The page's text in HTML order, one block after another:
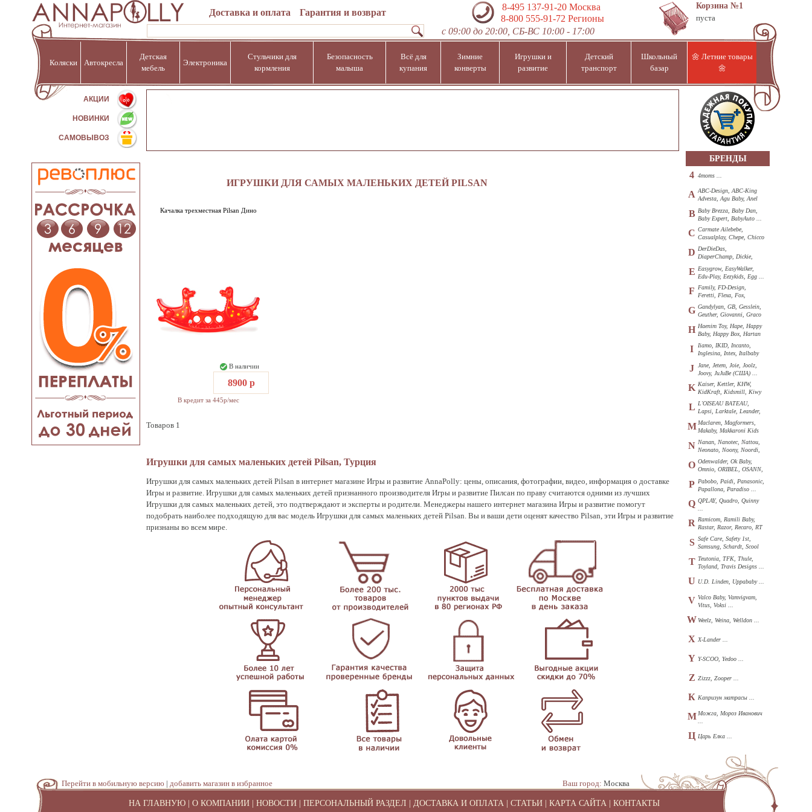
Доставка и оплата Гарантия и возврат
8-495 137-91-20Москва
8-800 555-91-72 Регионы
с 09:00 до 20:00, СБ-ВС 10:00 - 17:00
Корзина №1
пуста
Коляски Автокресла
Детская
мебель
Электроника
Стульчики для
кормления
Безопасность
малыша
Всё для
купания
Зимние
конверты
Игрушки и
развитие
Детский
транспорт
Школьный
базар
🌼 Летние товары
🌼
АКЦИИ %
НОВИНКИ
САМОВЫВОЗ
ИГРУШКИ ДЛЯ САМЫХ МАЛЕНЬКИХ ДЕТЕЙ PILSAN
Качалка трехместная Pilsan Дино
В наличии
8900 р
В кредит за 445р/мес
Товаров 1
Игрушки для самых маленьких детей Pilsan, Турция
Игрушки для самых маленьких детей Pilsan в интернет магазине Игры и развитие AnnaPolly: цены, описания, фотографии, видео, информация о доставке
Игры и развитие. Игрушки для самых маленьких детей признанного производителя Игры и развитие Пилсан по праву считаются одними из лучших
Игрушки для самых маленьких детей, это подтверждают и эксперты и родители. Менеджеры нашего интернет магазина Игры и развитие помогут
подобрать наиболее подходящую для вас модель Игрушки для самых маленьких детей Pilsan. Вы и ваши дети оценят качество Pilsan, эти Игры и развитие
признаны во всем мире.
БРЕНДЫ
4 4moms ...
A ABC-Design, ABC-King
Advesta, Agu Baby, Anel
B Baby Brezza, Baby Dan,
Baby Expert, BabyAuto ...
C Carmate Ailebebe,
Casualplay, Chepe, Chicco
D DerDieDas,
DiaperChamp, Dickie,
E Easygrow, EasyWalker,
Edu-Play, Eezykids, Egg ...
F
Family, FD-Design,
Feretti, Flexa, Fox,
G Gandylyan, GB, Gesslein,
Geuther, Giovanni, Graco
H Haenim Toy, Hape, Happy
Baby, Happy Box, Hartan
I
Iiamo, IKID, Incanto,
Inglesina, Intex, Italbaby
J
Jane, Jetem, Joie, Joolz,
Joovy, JuJuBe (США) ...
K Kaiser, Kettler, KHW,
KidKraft, Kidsmill, Kiwy
L L'OISEAU BATEAU,
Lapsi, Larktale, Leander,
M Maclaren, Magformers,
Makaby, Makkaroni Kids
N Nanan, Nanotec, Nattou,
Neonato, Noony, Noordi,
O Odenwalder, Ok Baby,
Omnio, ORIBEL, OSANN,
P Pabobo, Paidi, Panasonic,
Papallona, Paradiso ...
Q QPLAY, Quadro, Quinny
R Ramicom, Ramili Baby,
Rastar, Razor, Recaro, RT
S Safe Care, Safety 1st,
Samsung, Schardt, Scool
T Teutonia, TFK, Thule,
Toyland, Travis Designs ...
U U.D. Linden, Uppababy ...
V Valco Baby, Vamvigvam,
Vitus, Voksi ...
WWeelz, Weina, Welldon ...
X X-Lander ...
Y Y-SCOO, Yedoo ...
Z Zizzz, Zooper ...
К Капризун матрасы ...
М Можга, Мороз Иванович
Ц Царь Елка ...
Перейти в мобильную версию | добавить магазин в избранное Ваш город: Москва
НА ГЛАВНУЮ| О КОМПАНИИ| НОВОСТИ| ПЕРСОНАЛЬНЫЙ РАЗДЕЛ ДОСТАВКА И ОПЛАТА| СТАТЬИ| КАРТА САЙТА| КОНТАКТЫ